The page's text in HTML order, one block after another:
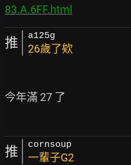
83.A.6FF.html
推 a125g
26歲了欸
今年滿 27 了
推 cornsoup
一輩子G2